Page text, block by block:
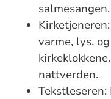
salmesangen.
varme, lys,
nattverden.
Tekstleseren: